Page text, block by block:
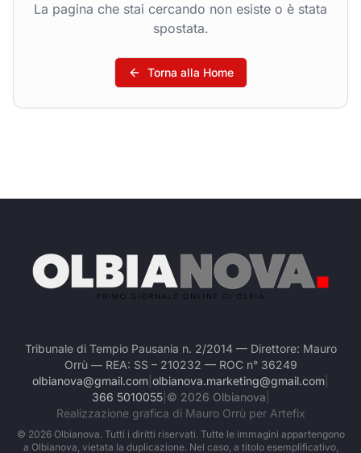
La pagina che stai cercando non esiste o è stata
spostata.
Torna alla Home
Tribunale di Tempio Pausania n. 2/2014 — Direttore: Mauro
Orrù — REA: SS – 210232 — ROC n° 36249
olbianova@gmail.com olbianova.marketing@gmail.com
366 5010055| © 2026 Olbianova
Realizzazione grafica di Mauro Orrù per Artefix
© 2026Olbianova. Tutti i diritti riservati. Tutte le immagini appartengono
a Olbianova, vietata la duplicazione. Nel caso, a titolo esemplificativo,